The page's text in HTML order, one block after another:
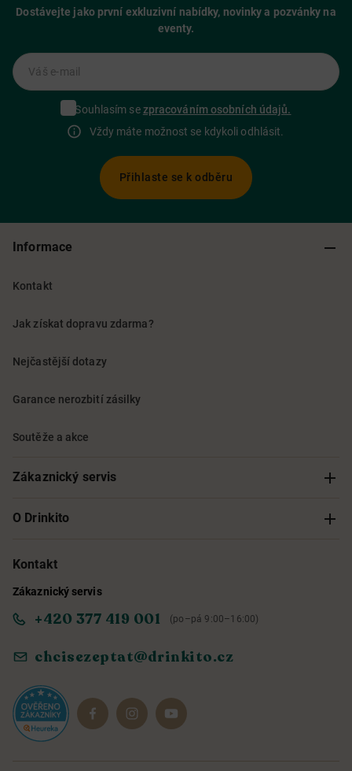
Dostávejte jako první exkluzivní nabídky, novinky a pozvánky na
eventy.
Váš e-mail
Souhlasím sezpracováním osobních údajů.
Vždy máte možnost se kdykoli odhlásit.
Přihlaste se k odběru
Informace
Kontakt
Jak získat dopravu zdarma?
Nejčastější dotazy
Garance nerozbití zásilky
Soutěže a akce
Zákaznický servis
Sledování objednávky
Obchodní podmínky
Ochrana osobních údajů
Reklamace a vrácení
O Drinkito
O nás
Informace o přístupnosti služby
Dárkové sady
Kontakt
Zákaznický servis
+420 377 419 001 (po–pá 9:00–16:00)
chcisezeptat@drinkito.cz